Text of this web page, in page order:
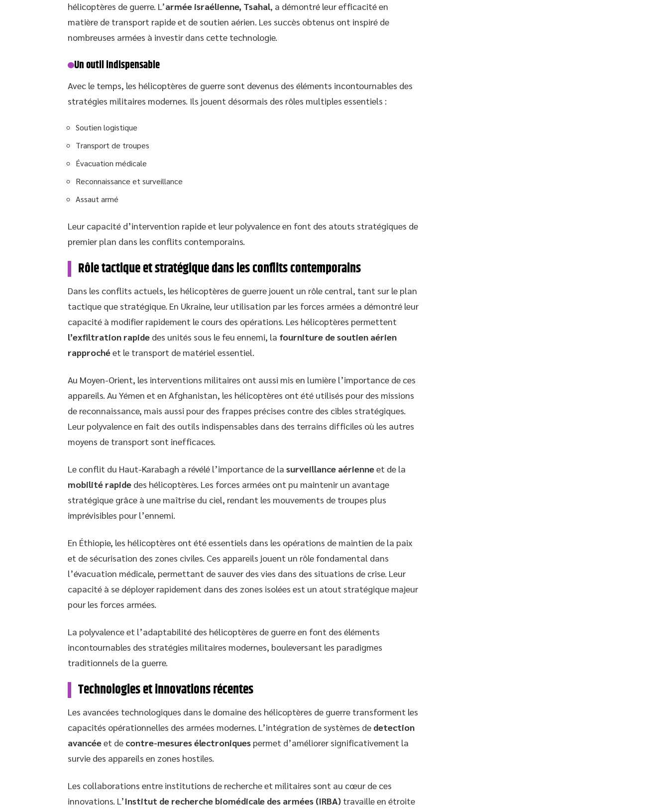
hélicoptères de guerre. L’armée israélienne, Tsahal, a démontré leur efficacité en
matière de transport rapide et de soutien aérien. Les succès obtenus ont inspiré de
nombreuses armées à investir dans cette technologie.
Un outil indispensable
Avec le temps, les hélicoptères de guerre sont devenus des éléments incontournables des
stratégies militaires modernes. Ils jouent désormais des rôles multiples essentiels :
Soutien logistique
Transport de troupes
Évacuation médicale
Reconnaissance et surveillance
Assaut armé
Leur capacité d’intervention rapide et leur polyvalence en font des atouts stratégiques de
premier plan dans les conflits contemporains.
Rôle tactique et stratégique dans les conflits contemporains
Dans les conflits actuels, les hélicoptères de guerre jouent un rôle central, tant sur le plan
tactique que stratégique. En Ukraine, leur utilisation par les forces armées a démontré leur
capacité à modifier rapidement le cours des opérations. Les hélicoptères permettent
l’exfiltration rapide des unités sous le feu ennemi, la fourniture de soutien aérien
rapprochéet le transport de matériel essentiel.
Au Moyen-Orient, les interventions militaires ont aussi mis en lumière l’importance de ces
appareils. Au Yémen et en Afghanistan, les hélicoptères ont été utilisés pour des missions
de reconnaissance, mais aussi pour des frappes précises contre des cibles stratégiques.
Leur polyvalence en fait des outils indispensables dans des terrains difficiles où les autres
moyens de transport sont inefficaces.
Le conflit du Haut-Karabagh a révélé l’importance de la surveillance aérienneet de la
mobilité rapide des hélicoptères. Les forces armées ont pu maintenir un avantage
stratégique grâce à une maîtrise du ciel, rendant les mouvements de troupes plus
imprévisibles pour l’ennemi.
En Éthiopie, les hélicoptères ont été essentiels dans les opérations de maintien de la paix
et de sécurisation des zones civiles. Ces appareils jouent un rôle fondamental dans
l’évacuation médicale, permettant de sauver des vies dans des situations de crise. Leur
capacité à se déployer rapidement dans des zones isolées est un atout stratégique majeur
pour les forces armées.
La polyvalence et l’adaptabilité des hélicoptères de guerre en font des éléments
incontournables des stratégies militaires modernes, bouleversant les paradigmes
traditionnels de la guerre.
Technologies et innovations récentes
Les avancées technologiques dans le domaine des hélicoptères de guerre transforment les
capacités opérationnelles des armées modernes. L’intégration de systèmes de detection
avancéeet de contre-mesures électroniques permet d’améliorer significativement la
survie des appareils en zones hostiles.
Les collaborations entre institutions de recherche et militaires sont au cœur de ces
innovations. L’Institut de recherche biomédicale des armées (IRBA) travaille en étroite